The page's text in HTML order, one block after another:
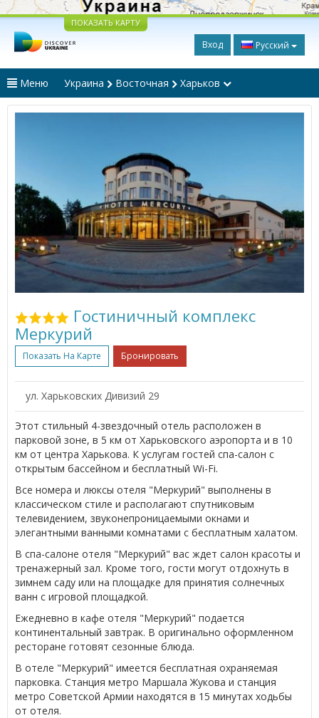
ПОКАЗАТЬ КАРТУ
Вход Русский
Меню Украина Восточная Харьков
Гостиничный комплекс
Меркурий
Показать На Карте Бронировать
ул. Харьковских Дивизий 29
Этот стильный 4-звездочный отель расположен в
парковой зоне, в 5 км от Харьковского аэропорта и в 10
км от центра Харькова. К услугам гостей спа-салон с
открытым бассейном и бесплатный Wi-Fi.
Все номера и люксы отеля "Меркурий" выполнены в
классическом стиле и располагают спутниковым
телевидением, звуконепроницаемыми окнами и
элегантными ванными комнатами с бесплатным халатом.
В спа-салоне отеля "Меркурий" вас ждет салон красоты и
тренажерный зал. Кроме того, гости могут отдохнуть в
зимнем саду или на площадке для принятия солнечных
ванн с игровой площадкой.
Ежедневно в кафе отеля "Меркурий" подается
континентальный завтрак. В оригинально оформленном
ресторане готовят сезонные блюда.
В отеле "Меркурий" имеется бесплатная охраняемая
парковка. Станция метро Маршала Жукова и станция
метро Советской Армии находятся в 15 минутах ходьбы
от отеля.